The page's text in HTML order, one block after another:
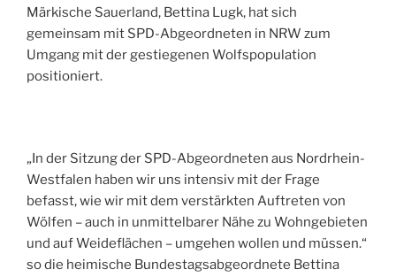
Märkische Sauerland, Bettina Lugk, hat sich
gemeinsam mit SPD-Abgeordneten in NRW zum
Umgang mit der gestiegenen Wolfspopulation
positioniert.
„In der Sitzung der SPD-Abgeordneten aus Nordrhein-
Westfalen haben wir uns intensiv mit der Frage
befasst, wie wir mit dem verstärkten Auftreten von
Wölfen – auch in unmittelbarer Nähe zu Wohngebieten
und auf Weideflächen – umgehen wollen und müssen.“
so die heimische Bundestagsabgeordnete Bettina